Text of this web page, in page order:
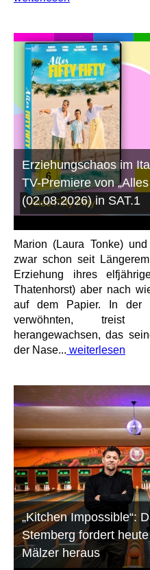
Erziehungschaos im
TV-Premiere von
(02.08.2026) in SAT.1
Marion (Laura Tonke)
zwar schon seit
Erziehung ihres
Thatenhorst) aber nach
auf dem Papier. In der
verwöhnten, treist
herangewachsen, das
der Nase... weiterlesen
„Kitchen Impossible“:
Stemberg fordert
Mälzer heraus